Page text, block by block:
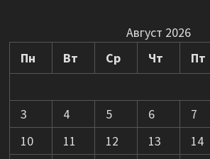
Август 2026
Пн
Вт Ср Чт Пт
3
4 5 6 7
10
11 12 13 14